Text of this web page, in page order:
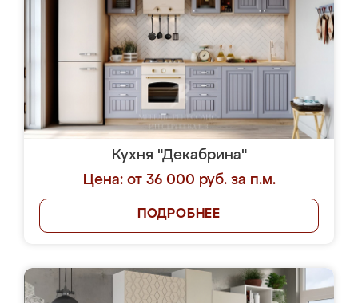
Кухня "Декабрина"
Цена: от 36 000 руб. за п.м.
ПОДРОБНЕЕ